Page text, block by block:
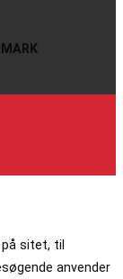
sitet, til
anvender